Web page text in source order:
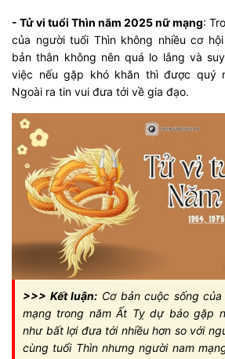
- Tử vi tuổi Thìn năm 2025 nữ mạng:
của người tuổi Thìn không nhiều cơ
bản thân không nên quá lo lắng và
việc nếu gặp khó khăn thì được quý
Ngoài ra tin vui đưa tới về gia đạo.
>>> Kết luận: Cơ bản cuộc sống
mạng trong năm Ất Tỵ dự báo gặp
như bất lợi đưa tới nhiều hơn so với
cùng tuổi Thìn nhưng người nam